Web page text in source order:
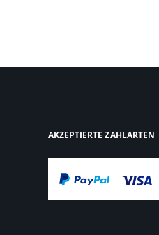
AKZEPTIERTE ZAHLARTEN